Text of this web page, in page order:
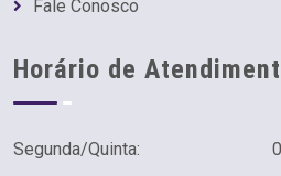
Fale Conosco
Horário de
Segunda/Quinta: